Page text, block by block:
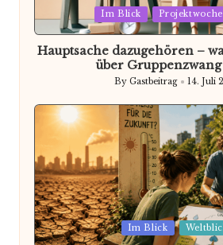
Posted
Im Blick
Hauptsache dazugehören –
über
Posted
by
By Gastbeitrag 14. Juli
Posted
in
Im Blick